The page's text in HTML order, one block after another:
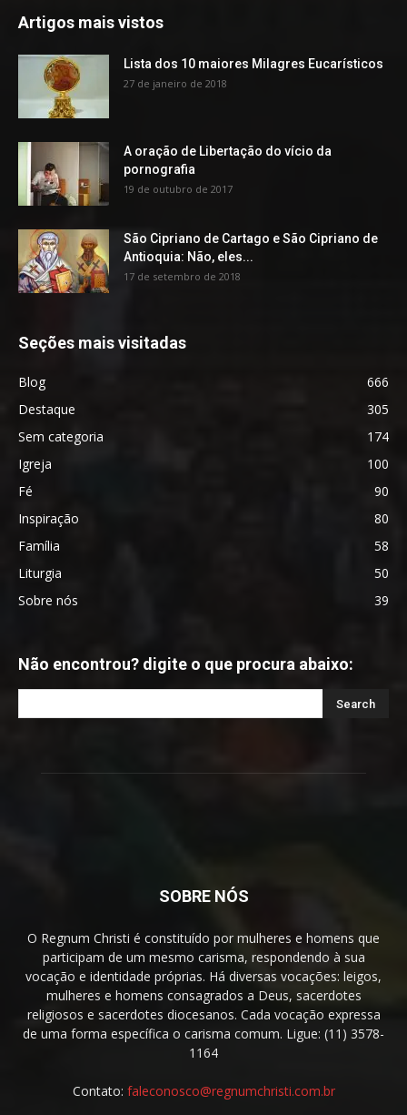
Artigos mais vistos
Lista dos 10 maiores Milagres Eucarísticos
27 de janeiro de 2018
A oração de Libertação do vício da
pornografia
19 de outubro de 2017
São Cipriano de Cartago e São Cipriano de
Antioquia: Não, eles...
17 de setembro de 2018
Seções mais visitadas
Blog
666
Destaque
305
Sem categoria
174
Igreja
100
Fé
90
Inspiração
80
Família
58
Liturgia
50
Sobre nós
39
Não encontrou? digite o que procura abaixo:
SOBRE NÓS
O Regnum Christi é constituído por mulheres e homens que
participam de um mesmo carisma, respondendo à sua
vocação e identidade próprias. Há diversas vocações: leigos,
mulheres e homens consagrados a Deus, sacerdotes
religiosos e sacerdotes diocesanos. Cada vocação expressa
de uma forma específica o carisma comum. Ligue: (11) 3578-
1164
Contato: faleconosco@regnumchristi.com.br